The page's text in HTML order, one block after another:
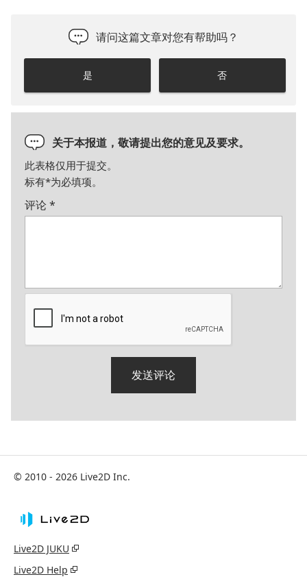
请问这篇文章对您有帮助吗？
是 否
关于本报道，敬请提出您的意见及要求。
此表格仅用于提交。
标有*为必填项。
评论*
© 2010 - 2026 Live2D Inc.
Live2D JUKU
Live2D Help